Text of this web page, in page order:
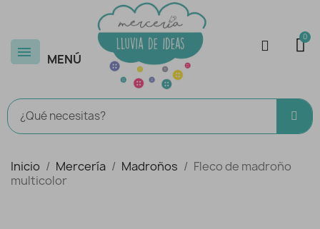
MENÚ
Inicio Mercería Madroños
Fleco de madroño
multicolor